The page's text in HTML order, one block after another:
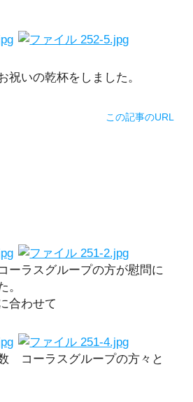
いの乾杯をしました。
この記事のURL
ーラスグループの方が慰問に
。
合わせて
コーラスグループの方々と